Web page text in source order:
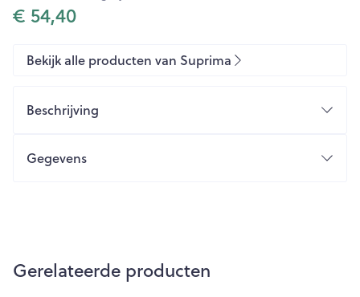
€ 54,40
Bekijk alle producten van Suprima
Beschrijving
Gegevens
Merken Suprima
Gerelateerde producten